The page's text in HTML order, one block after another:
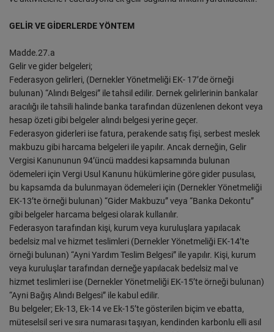
GELİR VE GİDERLERDE YÖNTEM
Madde.27.a
Gelir ve gider belgeleri;
Federasyon gelirleri, (Dernekler Yönetmeliği EK- 17’de örneği
bulunan) “Alındı Belgesi” ile tahsil edilir. Dernek gelirlerinin bankalar
aracılığı ile tahsili halinde banka tarafından düzenlenen dekont veya
hesap özeti gibi belgeler alındı belgesi yerine geçer.
Federasyon giderleri ise fatura, perakende satış fişi, serbest meslek
makbuzu gibi harcama belgeleri ile yapılır. Ancak derneğin, Gelir
Vergisi Kanununun 94’üncü maddesi kapsamında bulunan
ödemeleri için Vergi Usul Kanunu hükümlerine göre gider pusulası,
bu kapsamda da bulunmayan ödemeleri için (Dernekler Yönetmeliği
EK-13’te örneği bulunan) “Gider Makbuzu” veya “Banka Dekontu”
gibi belgeler harcama belgesi olarak kullanılır.
Federasyon tarafından kişi, kurum veya kuruluşlara yapılacak
bedelsiz mal ve hizmet teslimleri (Dernekler Yönetmeliği EK-14’te
örneği bulunan) “Ayni Yardım Teslim Belgesi” ile yapılır. Kişi, kurum
veya kuruluşlar tarafından derneğe yapılacak bedelsiz mal ve
hizmet teslimleri ise (Dernekler Yönetmeliği EK-15’te örneği bulunan)
“Ayni Bağış Alındı Belgesi” ile kabul edilir.
Bu belgeler; Ek-13, Ek-14 ve Ek-15’te gösterilen biçim ve ebatta,
müteselsil seri ve sıra numarası taşıyan, kendinden karbonlu elli asıl